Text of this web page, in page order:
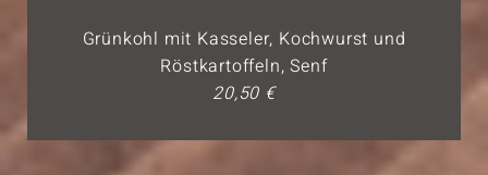
Grünkohl mit Kasseler, Kochwurst und
Röstkartoffeln, Senf
20,50 €